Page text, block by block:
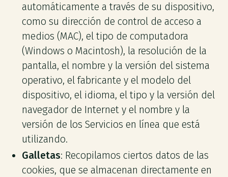
automáticamente a través de su dispositivo,
como su dirección de control de acceso a
medios (MAC), el tipo de computadora
(Windows o Macintosh), la resolución de la
pantalla, el nombre y la versión del sistema
operativo, el fabricante y el modelo del
dispositivo, el idioma, el tipo y la versión del
navegador de Internet y el nombre y la
versión de los Servicios en línea que está
utilizando.
Galletas: Recopilamos ciertos datos de las
cookies, que se almacenan directamente en